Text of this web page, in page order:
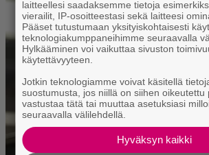
laitteellesi saadaksemme tietoja
vierailit, IP-osoitteestasi sekä laitteesi
Pääset tutustumaan yksityiskohtaisesti
teknologiakumppaneihimme seuraavalla
Hylkääminen voi vaikuttaa sivuston
käytettävyyteen.
Jotkin teknologiamme voivat käsitellä
suostumusta, jos niillä on siihen oikeutettu
vastustaa tätä tai muuttaa asetuksiasi
seuraavalla välilehdellä.
Hyväksyn kaikki